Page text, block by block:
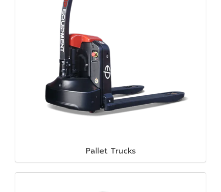
Pallet Trucks